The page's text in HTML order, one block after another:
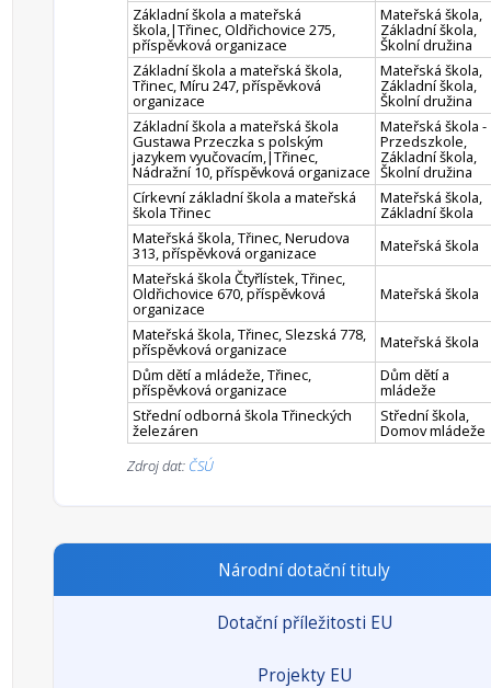
Základní škola a mateřská
škola,|Třinec, Oldřichovice 275,
příspěvková organizace
Mateřská škola,
Základní škola,
Školní družina
Základní škola a mateřská škola,
Třinec, Míru 247, příspěvková
organizace
Mateřská škola,
Základní škola,
Školní družina
Základní škola a mateřská škola
Gustawa Przeczka s polským
jazykem vyučovacím,|Třinec,
Nádražní 10, příspěvková organizace
Mateřská škola -
Przedszkole,
Základní škola,
Školní družina
Církevní základní škola a mateřská
škola Třinec
Mateřská škola,
Základní škola
Mateřská škola, Třinec, Nerudova
313, příspěvková organizace
Mateřská škola
Mateřská škola Čtyřlístek, Třinec,
Oldřichovice 670, příspěvková
organizace
Mateřská škola
Mateřská škola, Třinec, Slezská 778,
příspěvková organizace
Mateřská škola
Dům dětí a mládeže, Třinec,
příspěvková organizace
Dům dětí a
mládeže
Střední odborná škola Třineckých
železáren
Střední škola,
Domov mládeže
Zdroj dat: ČSÚ
Národní dotační tituly
Dotační příležitosti EU
Projekty EU